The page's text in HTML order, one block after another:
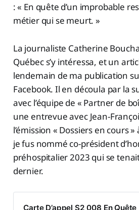
: « En quête d’un improbable
métier qui se meurt. »
La journaliste Catherine
Québec s’y intéressa, et un
lendemain de ma publication
Facebook. Il en découla par la
avec l’équipe de « Partner de
une entrevue avec Jean-
l’émission « Dossiers en cours
je fus nommé co-président
préhospitalier 2023 qui se
dernier.
Carte D’appel S2 008 En Quête